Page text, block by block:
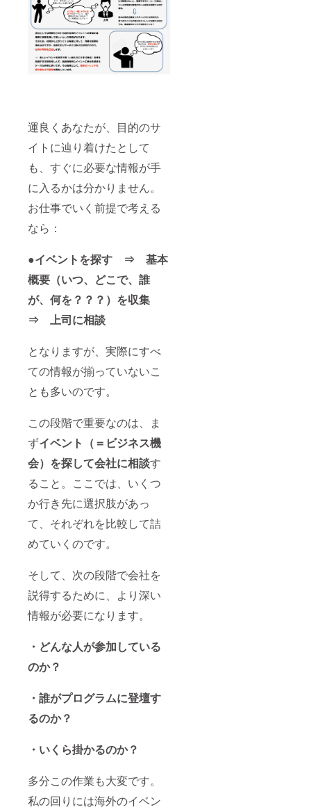
運良くあなたが、目的のサ
イトに辿り着けたとして
も、すぐに必要な情報が手
に入るかは分かりません。
お仕事でいく前提で考える
なら：
●イベントを探す ⇒ 基本
概要（いつ、どこで、誰
が、何を？？？）を収集
⇒ 上司に相談
となりますが、実際にすべ
ての情報が揃っていないこ
とも多いのです。
この段階で重要なのは、ま
ずイベント（＝ビジネス機
会）を探して会社に相談す
ること。ここでは、いくつ
か行き先に選択肢があっ
て、それぞれを比較して詰
めていくのです。
そして、次の段階で会社を
説得するために、より深い
情報が必要になります。
・どんな人が参加している
のか？
・誰がプログラムに登壇す
るのか？
・いくら掛かるのか？
多分この作業も大変です。
私の回りには海外のイベン